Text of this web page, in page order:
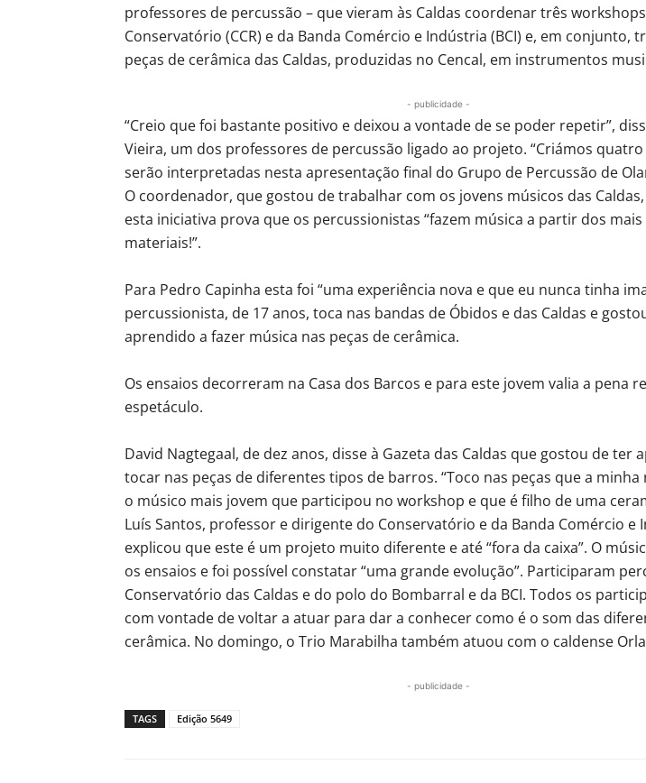
professores de percussão – que vieram às Caldas coordenar três
Conservatório (CCR) e da Banda Comércio e Indústria (BCI) e, em conjunto,
peças de cerâmica das Caldas, produzidas no Cencal, em instrumentos
- publicidade -
“Creio que foi bastante positivo e deixou a vontade de se poder repetir”,
Vieira, um dos professores de percussão ligado ao projeto. “Criámos
serão interpretadas nesta apresentação final do Grupo de Percussão de
O coordenador, que gostou de trabalhar com os jovens músicos das
esta iniciativa prova que os percussionistas “fazem música a partir dos
materiais!”.
Para Pedro Capinha esta foi “uma experiência nova e que eu nunca tinha
percussionista, de 17 anos, toca nas bandas de Óbidos e das Caldas e
aprendido a fazer música nas peças de cerâmica.
Os ensaios decorreram na Casa dos Barcos e para este jovem valia a pena
espetáculo.
David Nagtegaal, de dez anos, disse à Gazeta das Caldas que gostou de ter
tocar nas peças de diferentes tipos de barros. “Toco nas peças que a minha
o músico mais jovem que participou no workshop e que é filho de uma
Luís Santos, professor e dirigente do Conservatório e da Banda Comércio e
explicou que este é um projeto muito diferente e até “fora da caixa”. O
os ensaios e foi possível constatar “uma grande evolução”. Participaram
Conservatório das Caldas e do polo do Bombarral e da BCI. Todos os
com vontade de voltar a atuar para dar a conhecer como é o som das
cerâmica. No domingo, o Trio Marabilha também atuou com o caldense
- publicidade -
TAGS Edição 5649